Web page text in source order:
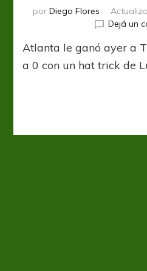
por Diego Flores
Dejá un
Atlanta le ganó ayer a
a 0 con un hat trick de